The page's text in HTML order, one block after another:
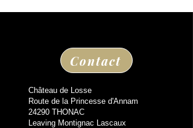
Contact
Château de Losse
Route de la Princesse d'Annam
24290 THONAC
Leaving Montignac Lascaux